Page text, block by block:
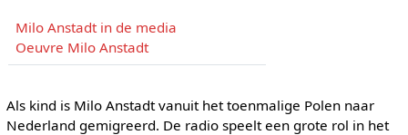
Milo Anstadt in de media
Oeuvre Milo Anstadt
Als kind is Milo Anstadt vanuit het toenmalige Polen naar
Nederland gemigreerd. De radio speelt een grote rol in het